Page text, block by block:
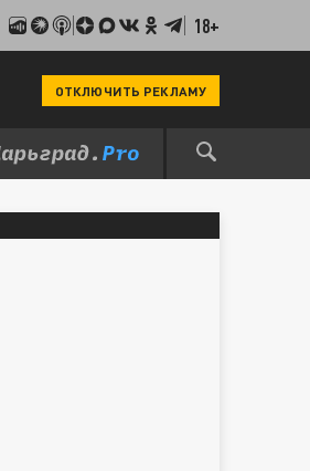
18+
ОТКЛЮЧИТЬ РЕКЛАМУ